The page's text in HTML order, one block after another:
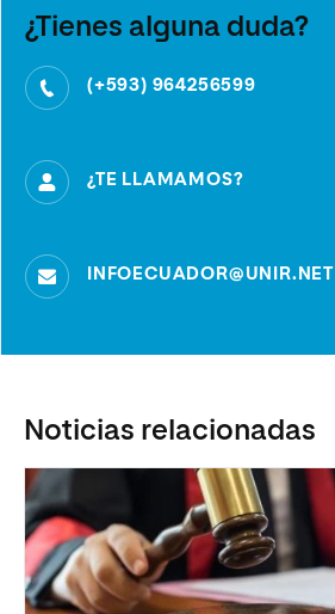
¿Tienes alguna duda?
(+593) 964256599
¿TE LLAMAMOS?
INFOECUADOR@UNIR.NET
Noticias relacionadas